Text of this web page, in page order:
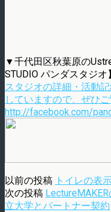
▼千代田区秋葉原の
STUDIO パンダスタジオ】
スタジオの詳細・活動
していますので、ぜひご
http://facebook.com/
以前の投稿 トイレの表
次の投稿
立大学とパートナー契約